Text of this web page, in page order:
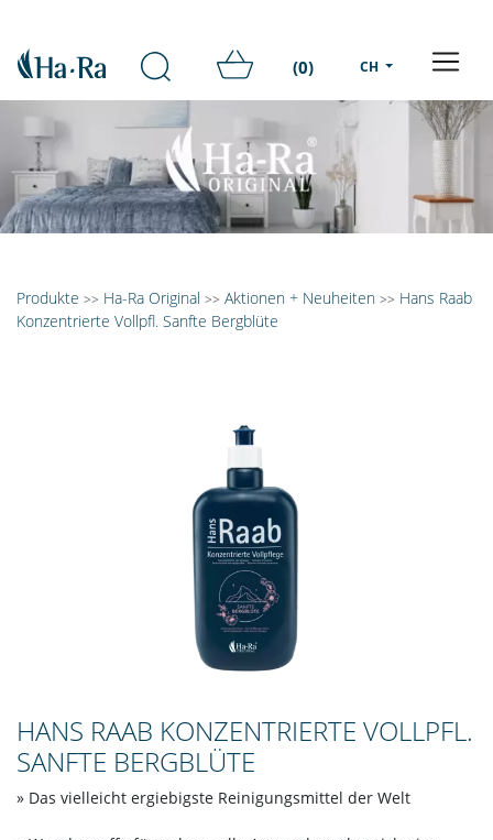
(0) CH
Produkte >> Ha-Ra Original >> Aktionen + Neuheiten >> Hans Raab
Konzentrierte Vollpfl. Sanfte Bergblüte
HANS RAAB KONZENTRIERTE VOLLPFL.
SANFTE BERGBLÜTE
» Das vielleicht ergiebigste Reinigungsmittel der Welt